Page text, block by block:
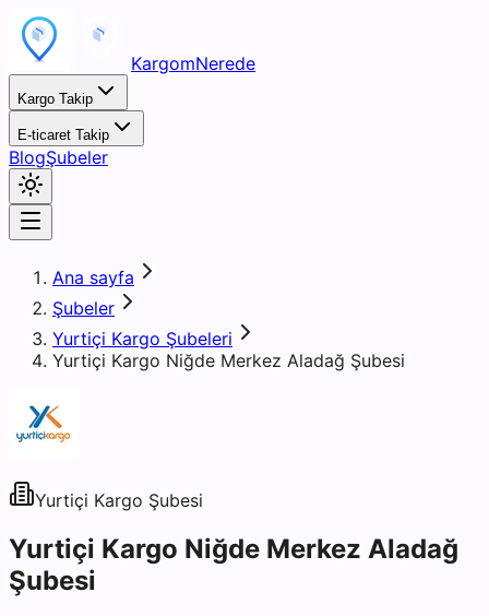
KargomNerede
Kargo Takip
E-ticaret Takip
BlogŞubeler
Ana sayfa
Şubeler
Yurtiçi Kargo Şubeleri
Yurtiçi Kargo Niğde Merkez Aladağ Şubesi
Yurtiçi Kargo Şubesi
Yurtiçi Kargo Niğde Merkez Aladağ
Şubesi